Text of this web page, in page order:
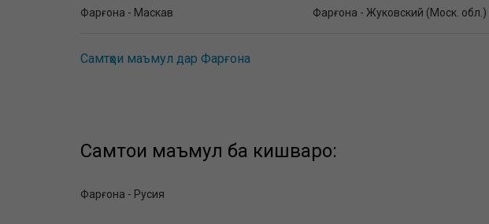
Фарғона - Маскав Фарғона - Жуковский (Моск. обл.)
Самтҳои маъмул дар Фарғона
Самтҳои маъмул ба кишварҳо:
Фарғона - Русия